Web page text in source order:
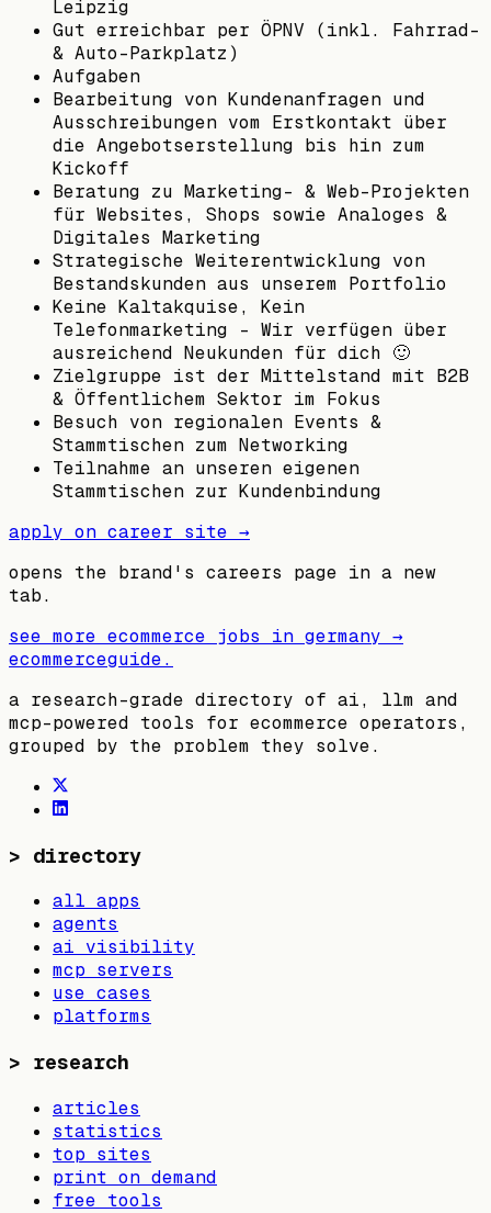
Leipzig
Gut erreichbar per ÖPNV (inkl. Fahrrad-
& Auto-Parkplatz)
Aufgaben
Bearbeitung von Kundenanfragen und
Ausschreibungen vom Erstkontakt über
die Angebotserstellung bis hin zum
Kickoff
Beratung zu Marketing- & Web-Projekten
für Websites, Shops sowie Analoges &
Digitales Marketing
Strategische Weiterentwicklung von
Bestandskunden aus unserem Portfolio
Keine Kaltakquise, Kein
Telefonmarketing – Wir verfügen über
ausreichend Neukunden für dich 🙂
Zielgruppe ist der Mittelstand mit B2B
& Öffentlichem Sektor im Fokus
Besuch von regionalen Events &
Stammtischen zum Networking
Teilnahme an unseren eigenen
Stammtischen zur Kundenbindung
apply on career site →
opens the brand's careers page in a new
tab.
see more ecommerce jobs in germany →
ecommerceguide.
a research-grade directory of ai, llm and
mcp-powered tools for ecommerce operators,
grouped by the problem they solve.
> directory
all apps
agents
ai visibility
mcp servers
use cases
platforms
> research
articles
statistics
top sites
print on demand
free tools